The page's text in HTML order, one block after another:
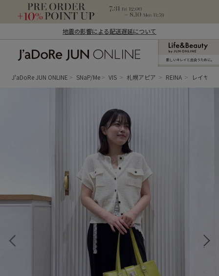
地震の影響による配送遅延について
ン オンライン）
新しいキレイと出合うために。
J'aDoRe JUN ONLINE SNaP/Me VIS 札幌アピア REINA レイヤー